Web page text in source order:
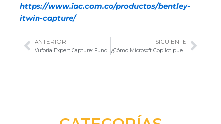
https://www.iac.com.co/productos/bentley-
itwin-capture/
AntANTERIOR SIGUIENTE
¿Cómo Microsoft Copilot puede influir en las estrategias empresariales?